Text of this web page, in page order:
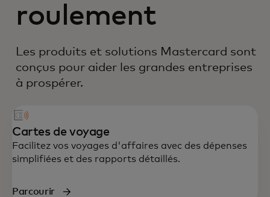
roulement
Les produits et solutions Mastercard sont
conçus pour aider les grandes entreprises
à prospérer.
Cartes de voyage
Facilitez vos voyages d'affaires avec des dépenses
simplifiées et des rapports détaillés.
Parcourir